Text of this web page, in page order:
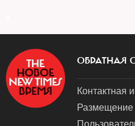
ОБРАТНАЯ
Контактная